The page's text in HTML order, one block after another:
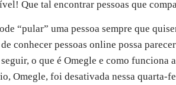
Que tal encontrar pessoas que
“pular” uma pessoa sempre que
conhecer pessoas online possa
seguir, o que é Omegle e como
Omegle, foi desativada nessa quarta-